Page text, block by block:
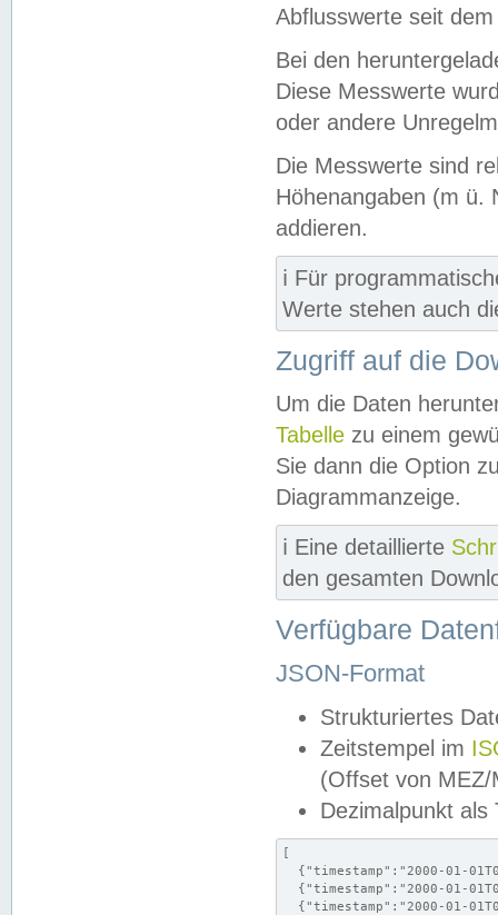
Abflusswerte seit
Bei den
Diese Messwerte
oder andere
Die Messwerte sind
Höhenangaben (m ü.
addieren.
ℹ️ Für
Werte stehen auch
Zugriff auf die
Um die Daten
Tabelle zu einem
Sie dann die Option
Diagrammanzeige.
ℹ️ Eine detaillierte
den gesamten
Verfügbare
JSON-Format
Strukturiertes
Zeitstempel im
(Offset von MEZ/
Dezimalpunkt als
[
{"timestamp":"2000-01-
{"timestamp":"2000-01-
{"timestamp":"2000-01-